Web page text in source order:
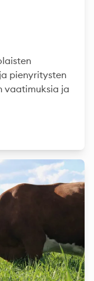
pienyritysten
vaatimuksia ja